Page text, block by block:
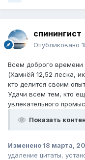
спинингист
Опубликовано
Всем доброго времени
(Хамнёй 12,52 леска,
кто делится своим
Удачи всем тем, кто
увлекательного
Показать
Изменено 18 марта,
удаление цитаты,